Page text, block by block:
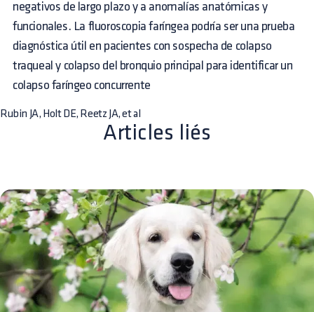
negativos de largo plazo y a anomalías anatómicas y
funcionales. La fluoroscopia faríngea podría ser una prueba
diagnóstica útil en pacientes con sospecha de colapso
traqueal y colapso del bronquio principal para identificar un
colapso faríngeo concurrente
Rubin JA, Holt DE, Reetz JA, et al
Articles liés